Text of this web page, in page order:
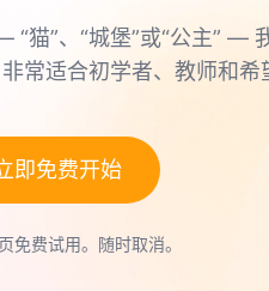
猫”、“城堡”或“公主” —
常适合初学者、教师和希
即免费开始
免费试用。随时取消。